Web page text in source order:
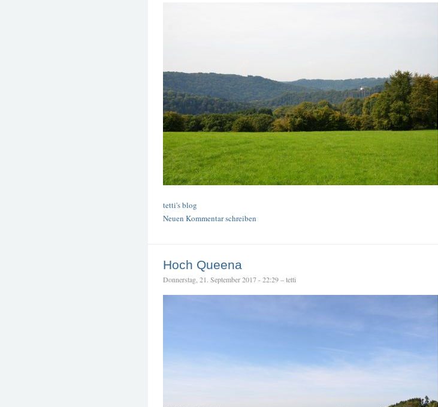
tetti's blog
Neuen Kommentar schreiben
Hoch Queena
Donnerstag, 21. September 2017 - 22:29 – tetti